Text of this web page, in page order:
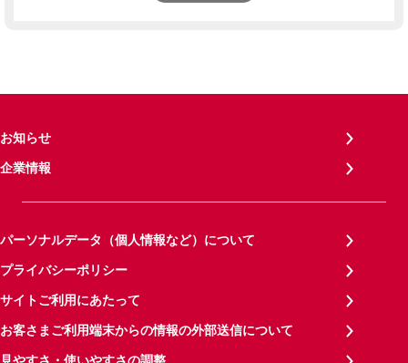
お知らせ
企業情報
パーソナルデータ（個人情報など）について
プライバシーポリシー
サイトご利用にあたって
お客さまご利用端末からの情報の外部送信について